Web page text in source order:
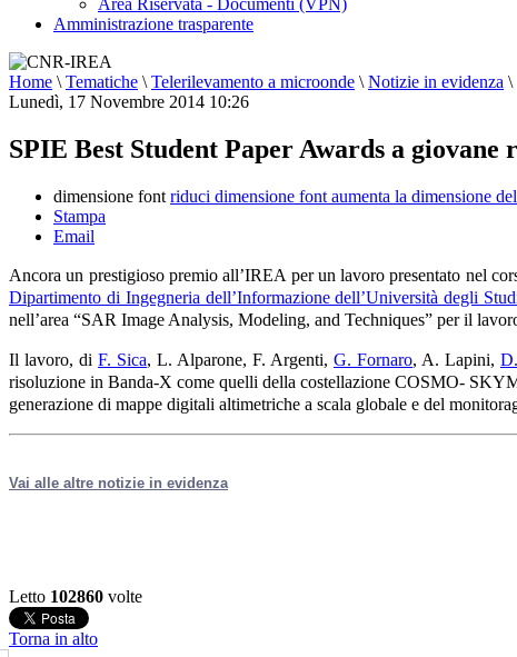
Area Riservata - Documenti (VPN)
Amministrazione trasparente
Home \ Tematiche \ Telerilevamento a microonde \ Notizie in evidenza \
Lunedì, 17 Novembre 2014 10:26
SPIE Best Student Paper Awards a
dimensione font riduci dimensione font aumenta la dimensione
Stampa
Email
Ancora un prestigioso premio all’IREA per un lavoro presentato nel
Dipartimento di Ingegneria dell’Informazione dell’Università degli
nell’area “SAR Image Analysis, Modeling, and Techniques” per il
Il lavoro, di F. Sica, L. Alparone, F. Argenti, G. Fornaro, A. Lapini,
risoluzione in Banda-X come quelli della costellazione COSMO-
generazione di mappe digitali altimetriche a scala globale e del
Vai alle altre notizie in evidenza
Letto 102860 volte
Torna in alto